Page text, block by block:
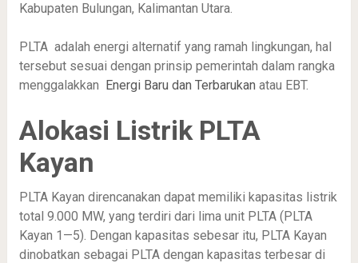
Kabupaten Bulungan, Kalimantan Utara.
PLTA adalah energi alternatif yang ramah lingkungan, hal
tersebut sesuai dengan prinsip pemerintah dalam rangka
menggalakkan Energi Baru dan Terbarukan atau EBT.
Alokasi Listrik PLTA
Kayan
PLTA Kayan direncanakan dapat memiliki kapasitas listrik
total 9.000 MW, yang terdiri dari lima unit PLTA (PLTA
Kayan 1—5). Dengan kapasitas sebesar itu, PLTA Kayan
dinobatkan sebagai PLTA dengan kapasitas terbesar di